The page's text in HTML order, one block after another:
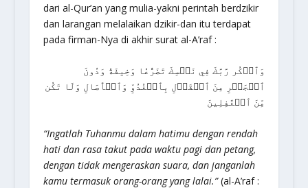
dari al-Qur’an yang mulia-yakni perintah berdzikir
dan larangan melalaikan dzikir-dan itu terdapat
pada firman-Nya di akhir surat al-A’raf :
وَٱذۡكُر رَّبَّكَ فِي نَفۡسِكَ تَضَرُّعٗا وَخِيفَةٗ وَدُونَ
ٱلۡجَهۡرِ مِنَ ٱلۡقَوۡلِ بِٱلۡغُدُوِّ وَٱلۡأٓصَالِ وَلَا تَكُن
مِّنَ ٱلۡغَٰفِلِينَ
“Ingatlah Tuhanmu dalam hatimu dengan rendah
hati dan rasa takut pada waktu pagi dan petang,
dengan tidak mengeraskan suara, dan janganlah
kamu termasuk orang-orang yang lalai.”(al-A’raf :